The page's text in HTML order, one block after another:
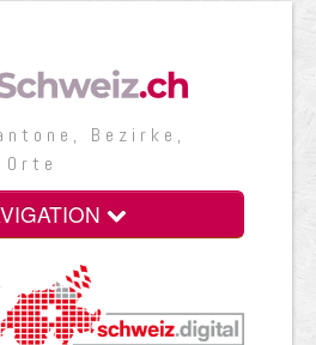
Bezirke,
Orte